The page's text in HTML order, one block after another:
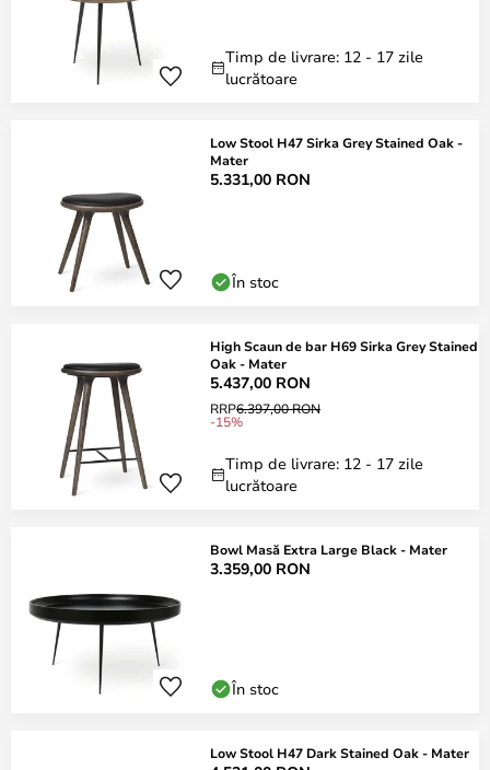
Timp de livrare: 12 - 17 zile
lucrătoare
Low Stool H47 Sirka Grey Stained Oak -
Mater
5.331,00 RON
În stoc
High Scaun de bar H69 Sirka Grey Stained
Oak - Mater
5.437,00 RON
RRP6.397,00 RON
-15%
Timp de livrare: 12 - 17 zile
lucrătoare
Bowl Masă Extra Large Black - Mater
3.359,00 RON
În stoc
Low Stool H47 Dark Stained Oak - Mater